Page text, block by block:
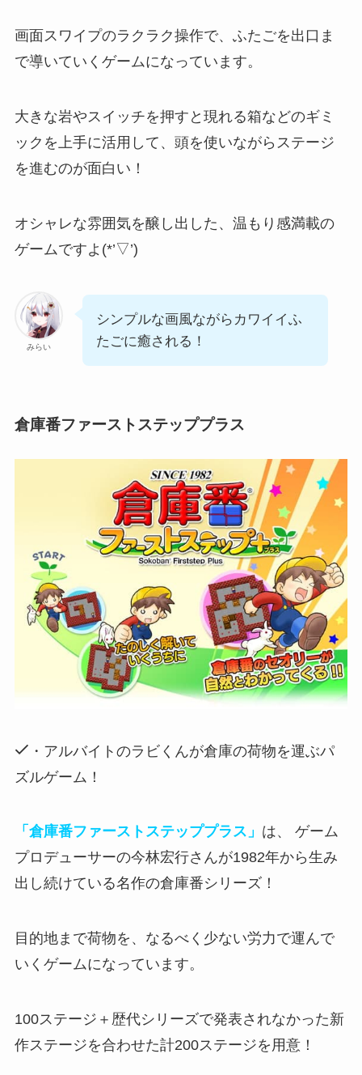
画面スワイプのラクラク操作で、ふたごを出口ま
で導いていくゲームになっています。
大きな岩やスイッチを押すと現れる箱などのギミ
ックを上手に活用して、頭を使いながらステージ
を進むのが面白い！
オシャレな雰囲気を醸し出した、温もり感満載の
ゲームですよ(*’▽’)
みらい
シンプルな画風ながらカワイイふ
たごに癒される！
倉庫番ファーストステッププラス
・アルバイトのラビくんが倉庫の荷物を運ぶパ
ズルゲーム！
「倉庫番ファーストステッププラス」 は、 ゲーム
プロデューサーの今林宏行さんが1982年から生み
出し続けている名作の倉庫番シリーズ！
目的地まで荷物を、なるべく少ない労力で運んで
いくゲームになっています。
100ステージ＋ 歴代シリーズで発表されなかった新
作ステージを合わせた計200ステージを用意！